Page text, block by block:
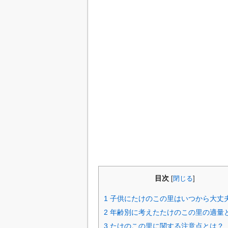
目次 閉じる
1 子供にたけのこの里はいつから大丈
2 年齢別に考えたたけのこの里の適量
3 たけのこの里に関する注意点とは？